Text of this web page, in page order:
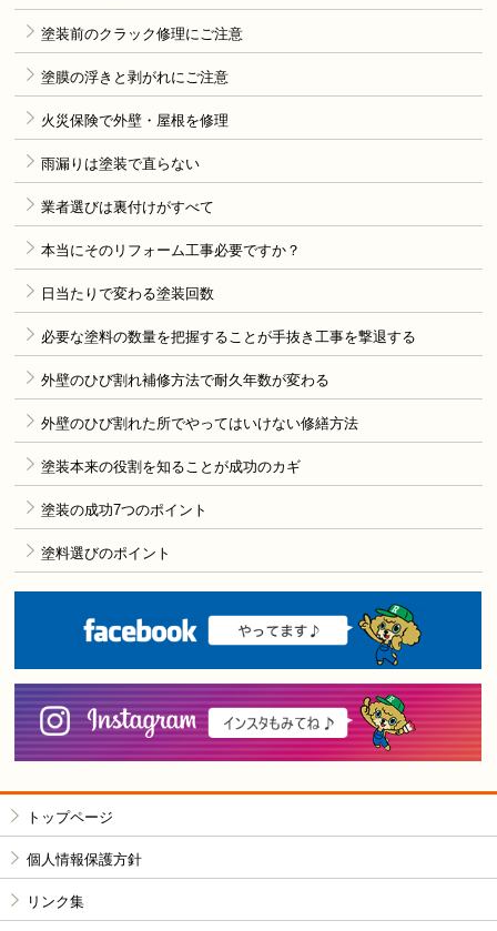
塗装前のクラック修理にご注意
塗膜の浮きと剥がれにご注意
火災保険で外壁・屋根を修理
雨漏りは塗装で直らない
業者選びは裏付けがすべて
本当にそのリフォーム工事必要ですか？
日当たりで変わる塗装回数
必要な塗料の数量を把握することが手抜き工事を撃退する
外壁のひび割れ補修方法で耐久年数が変わる
外壁のひび割れた所でやってはいけない修繕方法
塗装本来の役割を知ることが成功のカギ
塗装の成功7つのポイント
塗料選びのポイント
トップページ
個人情報保護方針
リンク集